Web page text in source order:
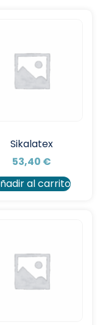
Sikalatex
53,40 €
al carrito